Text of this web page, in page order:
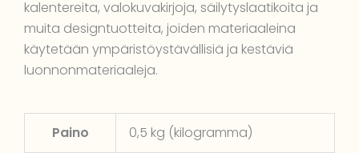
kalentereita, valokuvakirjoja, säilytyslaatikoita ja
muita designtuotteita, joiden materiaaleina
käytetään ympäristöystävällisiä ja kestäviä
luonnonmateriaaleja.
Paino 0,5 kg (kilogramma)